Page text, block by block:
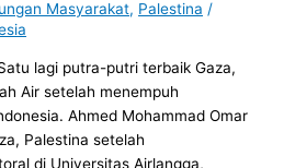
Masyarakat, Palestina /
lagi putra-putri terbaik Gaza,
Air setelah menempuh
Ahmed Mohammad Omar
Palestina setelah
di Universitas Airlangga,